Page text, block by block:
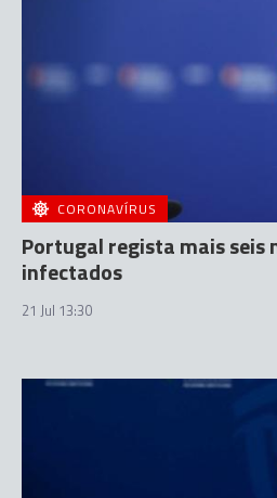
CORONAVÍRUS
Portugal regista mais seis
infectados
21 Jul 13:30